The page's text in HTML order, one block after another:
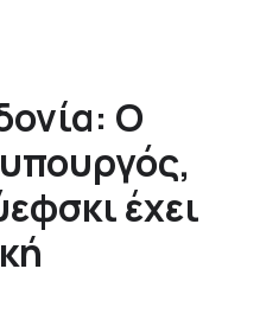
Ο
έχει